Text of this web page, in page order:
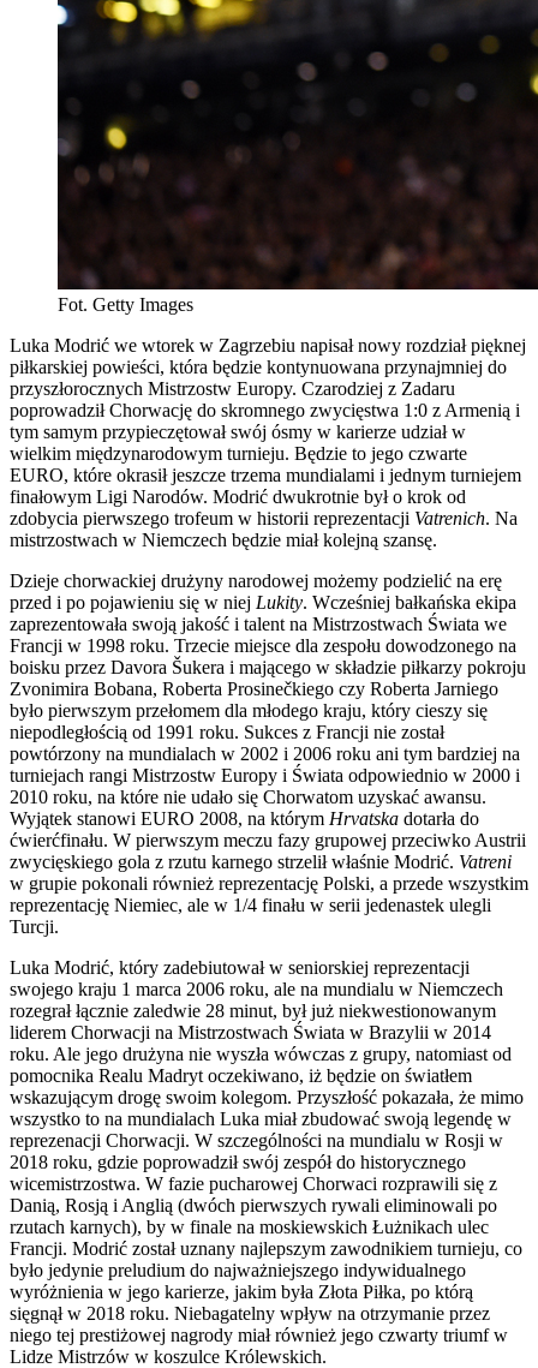
Fot. Getty Images
Luka Modrić we wtorek w Zagrzebiu napisał nowy rozdział pięknej
piłkarskiej powieści, która będzie kontynuowana przynajmniej do
przyszłorocznych Mistrzostw Europy. Czarodziej z Zadaru
poprowadził Chorwację do skromnego zwycięstwa 1:0 z Armenią i
tym samym przypieczętował swój ósmy w karierze udział w
wielkim międzynarodowym turnieju. Będzie to jego czwarte
EURO, które okrasił jeszcze trzema mundialami i jednym turniejem
finałowym Ligi Narodów. Modrić dwukrotnie był o krok od
zdobycia pierwszego trofeum w historii reprezentacji Vatrenich. Na
mistrzostwach w Niemczech będzie miał kolejną szansę.
Dzieje chorwackiej drużyny narodowej możemy podzielić na erę
przed i po pojawieniu się w niej Lukity. Wcześniej bałkańska ekipa
zaprezentowała swoją jakość i talent na Mistrzostwach Świata we
Francji w 1998 roku. Trzecie miejsce dla zespołu dowodzonego na
boisku przez Davora Šukera i mającego w składzie piłkarzy pokroju
Zvonimira Bobana, Roberta Prosinečkiego czy Roberta Jarniego
było pierwszym przełomem dla młodego kraju, który cieszy się
niepodległością od 1991 roku. Sukces z Francji nie został
powtórzony na mundialach w 2002 i 2006 roku ani tym bardziej na
turniejach rangi Mistrzostw Europy i Świata odpowiednio w 2000 i
2010 roku, na które nie udało się Chorwatom uzyskać awansu.
Wyjątek stanowi EURO 2008, na którym Hrvatska dotarła do
ćwierćfinału. W pierwszym meczu fazy grupowej przeciwko Austrii
zwycięskiego gola z rzutu karnego strzelił właśnie Modrić. Vatreni
w grupie pokonali również reprezentację Polski, a przede wszystkim
reprezentację Niemiec, ale w 1/4 finału w serii jedenastek ulegli
Turcji.
Luka Modrić, który zadebiutował w seniorskiej reprezentacji
swojego kraju 1 marca 2006 roku, ale na mundialu w Niemczech
rozegrał łącznie zaledwie 28 minut, był już niekwestionowanym
liderem Chorwacji na Mistrzostwach Świata w Brazylii w 2014
roku. Ale jego drużyna nie wyszła wówczas z grupy, natomiast od
pomocnika Realu Madryt oczekiwano, iż będzie on światłem
wskazującym drogę swoim kolegom. Przyszłość pokazała, że mimo
wszystko to na mundialach Luka miał zbudować swoją legendę w
reprezenacji Chorwacji. W szczególności na mundialu w Rosji w
2018 roku, gdzie poprowadził swój zespół do historycznego
wicemistrzostwa. W fazie pucharowej Chorwaci rozprawili się z
Danią, Rosją i Anglią (dwóch pierwszych rywali eliminowali po
rzutach karnych), by w finale na moskiewskich Łużnikach ulec
Francji. Modrić został uznany najlepszym zawodnikiem turnieju, co
było jedynie preludium do najważniejszego indywidualnego
wyróżnienia w jego karierze, jakim była Złota Piłka, po którą
sięgnął w 2018 roku. Niebagatelny wpływ na otrzymanie przez
niego tej prestiżowej nagrody miał również jego czwarty triumf w
Lidze Mistrzów w koszulce Królewskich.